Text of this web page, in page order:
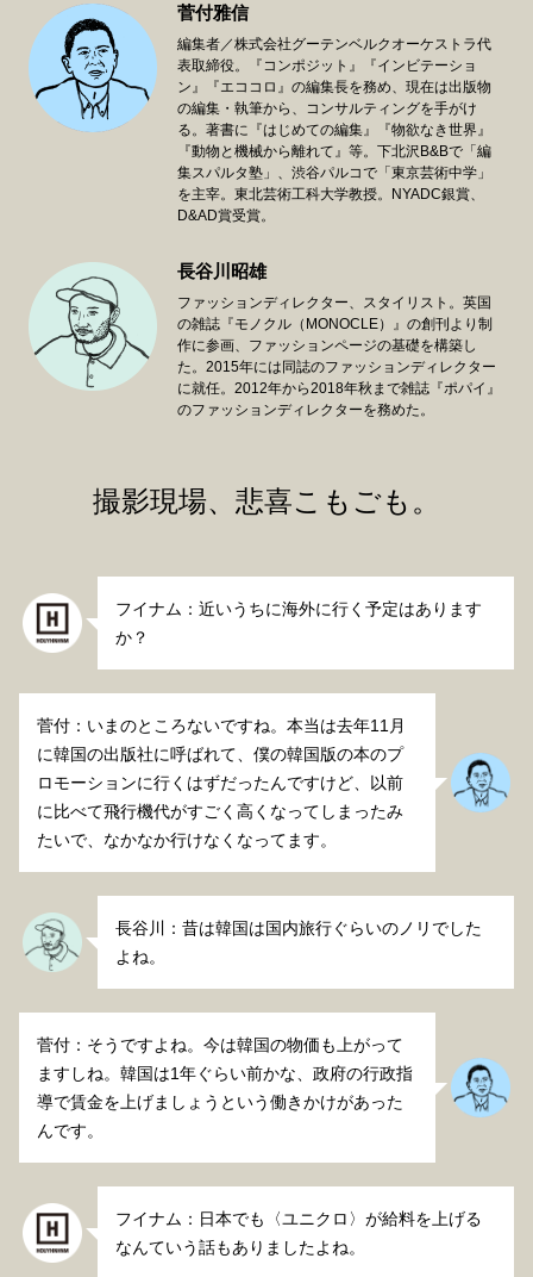
菅付雅信
編集者／株式会社グーテンベルクオーケストラ代
表取締役。『コンポジット』『インビテーショ
ン』『エココロ』の編集長を務め、現在は出版物
の編集・執筆から、コンサルティングを手がけ
る。著書に『はじめての編集』『物欲なき世界』
『動物と機械から離れて』等。下北沢B&Bで「編
集スパルタ塾」、渋谷パルコで「東京芸術中学」
を主宰。東北芸術工科大学教授。NYADC銀賞、
D&AD賞受賞。
長谷川昭雄
ファッションディレクター、スタイリスト。英国
の雑誌『モノクル（MONOCLE）』の創刊より制
作に参画、ファッションページの基礎を構築し
た。2015年には同誌のファッションディレクター
に就任。2012年から2018年秋まで雑誌『ポパイ』
のファッションディレクターを務めた。
撮影現場、悲喜こもごも。
フイナム：近いうちに海外に行く予定はあります
か？
菅付：いまのところないですね。本当は去年11月
に韓国の出版社に呼ばれて、僕の韓国版の本のプ
ロモーションに行くはずだったんですけど、以前
に比べて飛行機代がすごく高くなってしまったみ
たいで、なかなか行けなくなってます。
長谷川：昔は韓国は国内旅行ぐらいのノリでした
よね。
菅付：そうですよね。今は韓国の物価も上がって
ますしね。韓国は1年ぐらい前かな、政府の行政指
導で賃金を上げましょうという働きかけがあった
んです。
フイナム：日本でも〈ユニクロ〉が給料を上げる
なんていう話もありましたよね。